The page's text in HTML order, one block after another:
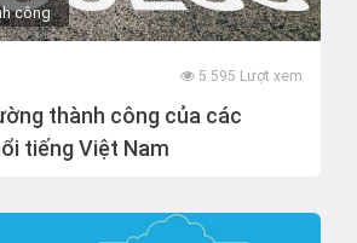
công
5.595 Lượt xem
thành công của các
tiếng Việt Nam